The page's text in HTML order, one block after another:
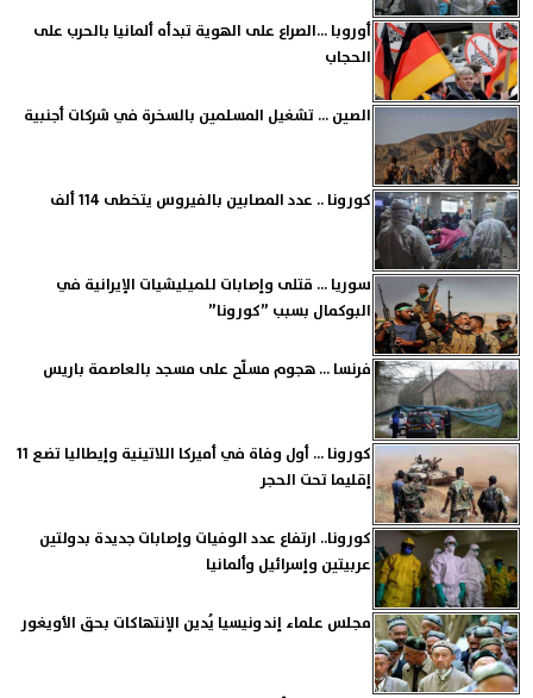
أوروبا ...الصراع على الهوية تبدأه ألمانيا بالحرب على
الحجاب
الصين ... تشغيل المسلمين بالسخرة في شركات أجنبية
كورونا .. عدد المصابين بالفيروس يتخطى 114 ألف
سوريا ... قتلى وإصابات للميليشيات الإيرانية في
البوكمال بسبب ”كورونا”
فرنسا ... هجوم مسلّح على مسجد بالعاصمة باريس
كورونا ... أول وفاة في أميركا اللاتينية وإيطاليا تضع 11
إقليما تحت الحجر
كورونا.. ارتفاع عدد الوفيات وإصابات جديدة بدولتين
عربيتين وإسرائيل وألمانيا
مجلس علماء إندونيسيا يُدين الإنتهاكات بحق الأويغور